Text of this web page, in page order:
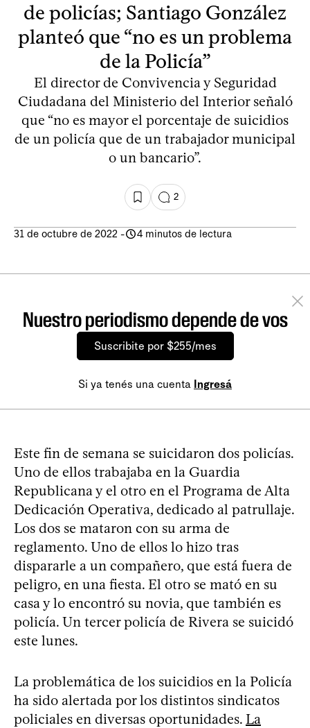
de policías; Santiago González
planteó que “no es un problema
de la Policía”
El director de Convivencia y Seguridad
Ciudadana del Ministerio del Interior señaló
que “no es mayor el porcentaje de suicidios
de un policía que de un trabajador municipal
o un bancario”.
2
31 de octubre de 2022 - 4 minutos de lectura
Nuestro periodismo depende de vos
Suscribite por $255/mes
Si ya tenés una cuenta Ingresá
Este fin de semana se suicidaron dos policías.
Uno de ellos trabajaba en la Guardia
Republicana y el otro en el Programa de Alta
Dedicación Operativa, dedicado al patrullaje.
Los dos se mataron con su arma de
reglamento. Uno de ellos lo hizo tras
dispararle a un compañero, que está fuera de
peligro, en una fiesta. El otro se mató en su
casa y lo encontró su novia, que también es
policía. Un tercer policía de Rivera se suicidó
este lunes.
La problemática de los suicidios en la Policía
ha sido alertada por los distintos sindicatos
policiales en diversas oportunidades. La